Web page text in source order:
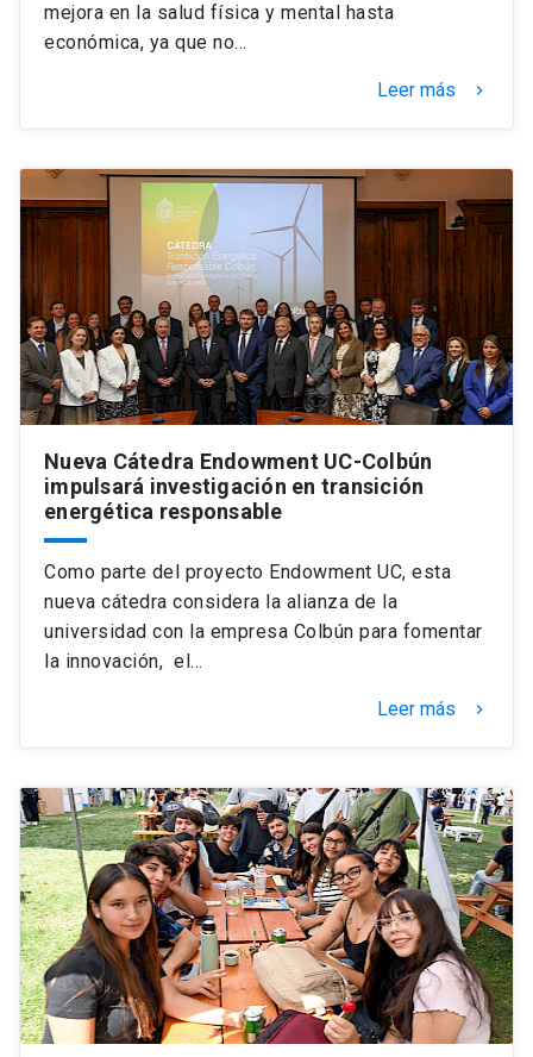
mejora en la salud física y mental hasta
económica, ya que no…
Leer más keyboard_arrow_right
Nueva Cátedra Endowment UC-Colbún
impulsará investigación en transición
energética responsable
Como parte del proyecto Endowment UC, esta
nueva cátedra considera la alianza de la
universidad con la empresa Colbún para fomentar
la innovación, el…
Leer más keyboard_arrow_right